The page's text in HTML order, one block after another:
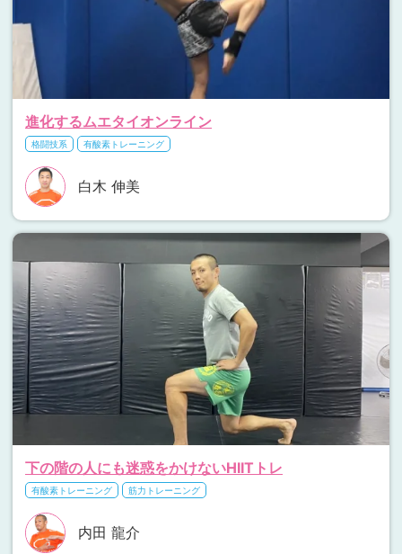
進化するムエタイオンライン
格闘技系 有酸素トレーニング
白木 伸美
下の階の人にも迷惑をかけないHIITトレ
有酸素トレーニング 筋力トレーニング
内田 龍介